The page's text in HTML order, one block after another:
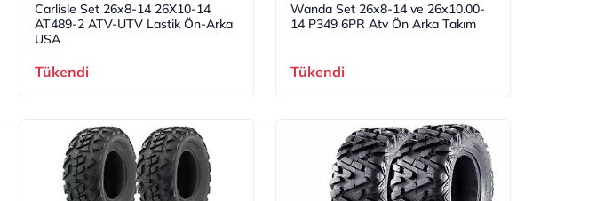
Carlisle Set 26x8-14 26X10-14
AT489-2 ATV-UTV Lastik Ön-Arka
USA
Tükendi
Wanda Set 26x8-14 ve 26x10.00-
14 P349 6PR Atv Ön Arka Takım
Tükendi